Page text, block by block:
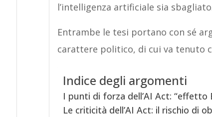
l’intelligenza artificiale sia
Entrambe le tesi portano con sé
carattere politico, di cui va tenuto
Indice degli argomenti
I punti di forza dell’AI Act:
Le criticità dell’AI Act: il rischio di